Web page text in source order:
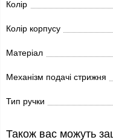
Колір
Колір корпусу
Матеріал
Механізм подачі стрижня
Тип ручки
Також вас можуть